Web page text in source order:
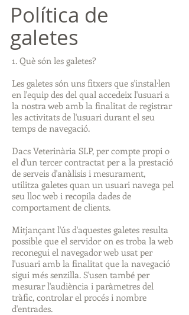
Política de
galetes
1. Què són les galetes?
Les galetes són uns fitxers que s'instal·len
en l'equip des del qual accedeix l'usuari a
la nostra web amb la finalitat de registrar
les activitats de l'usuari durant el seu
temps de navegació.
Dacs Veterinària SLP, per compte propi o
el d'un tercer contractat per a la prestació
de serveis d'anàlisis i mesurament,
utilitza galetes quan un usuari navega pel
seu lloc web i recopila dades de
comportament de clients.
Mitjançant l'ús d'aquestes galetes resulta
possible que el servidor on es troba la web
reconegui el navegador web usat per
l'usuari amb la finalitat que la navegació
sigui més senzilla. S'usen també per
mesurar l'audiència i paràmetres del
tràfic, controlar el procés i nombre
d'entrades.